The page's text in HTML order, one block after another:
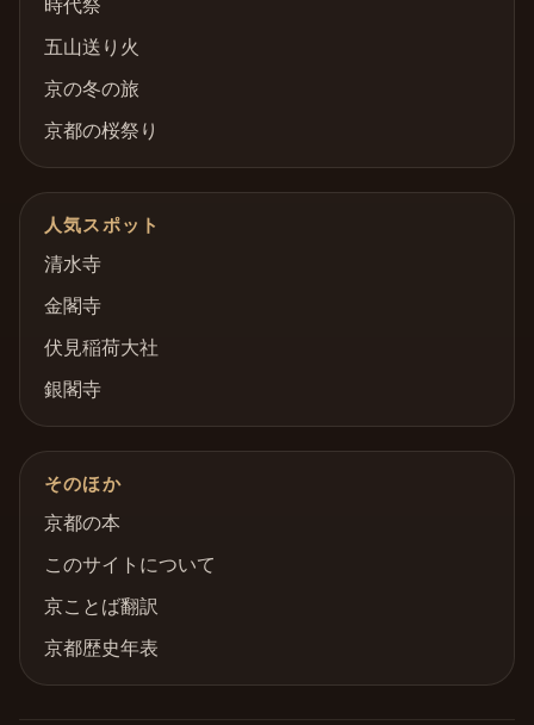
時代祭
五山送り火
京の冬の旅
京都の桜祭り
人気スポット
清水寺
金閣寺
伏見稲荷大社
銀閣寺
そのほか
京都の本
このサイトについて
京ことば翻訳
京都歴史年表